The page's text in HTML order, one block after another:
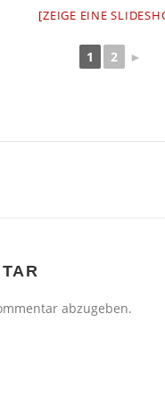
[ZEIGE EINE
1 2 ►
abzugeben.